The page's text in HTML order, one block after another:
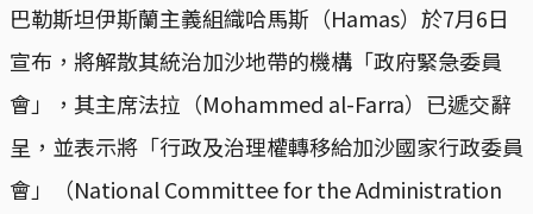
巴勒斯坦伊斯蘭主義組織哈馬斯（Hamas）於7月6日
宣布，將解散其統治加沙地帶的機構「政府緊急委員
會」，其主席法拉（Mohammed al-Farra）已遞交辭
呈，並表示將「行政及治理權轉移給加沙國家行政委員
會」（National Committee for the Administration